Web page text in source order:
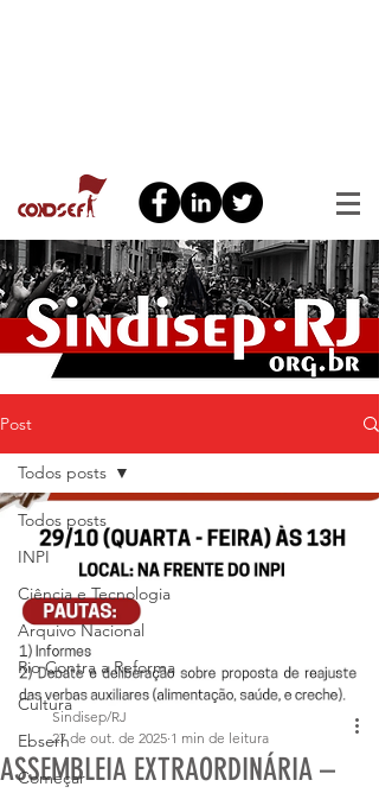
Post
Todos posts
INPI
Ciência e Tecnologia
Arquivo Nacional
Rio Contra a Reforma
Cultura
Ebserh
Começar
Todos posts
ASSEMBLEIA EXTRAORDINÁRIA –
Sindisep/RJ
27 de out. de 2025 1 min de leitura